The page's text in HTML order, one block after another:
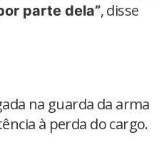
parte dela”, disse
na guarda da arma
à perda do cargo.